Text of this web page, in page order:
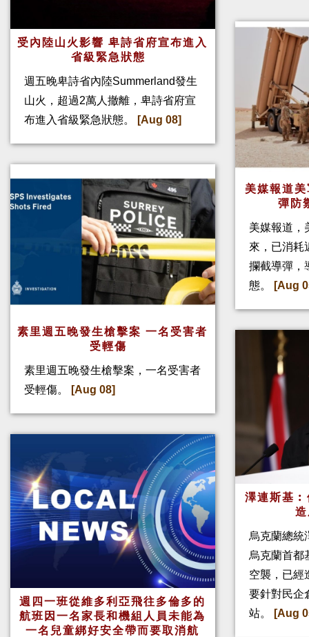
受內陸山火影響 卑詩省府宣布進入
省級緊急狀態
週五晚卑詩省內陸Summerland發生
山火，超過2萬人撤離，卑詩省府宣
布進入省級緊急狀態。
[Aug 08]
素里週五晚發生槍擊案 一名受害者
受輕傷
素里週五晚發生槍擊案，一名受害者
受輕傷。
[Aug 08]
週四一班從維多利亞飛往多倫多的
航班因一名家長和機組人員未能為
一名兒童綁好安全帶而要取消航
美媒報道
彈防
美媒報道，
來，已消耗
攔截導彈，
態。
[Aug
澤連斯基
烏克蘭總統
烏克蘭首都
空襲，已經
要針對民企
站。
[Aug